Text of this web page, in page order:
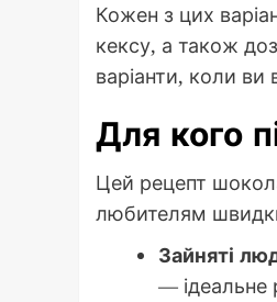
Кожен з цих
кексу, а також
варіанти, коли ви
Для кого
Цей рецепт
любителям
Зайняті
— ідеальне